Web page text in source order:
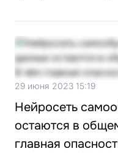
29 июня 2023 15:19
Нейросеть
остаются в
главная